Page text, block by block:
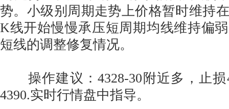
势。小级别周期走势上价格暂时维持
K线开始慢慢承压短周期均线维持偏
短线的调整修复情况。
操作建议：4328-30附近多，止损
4390.实时行情盘中指导。